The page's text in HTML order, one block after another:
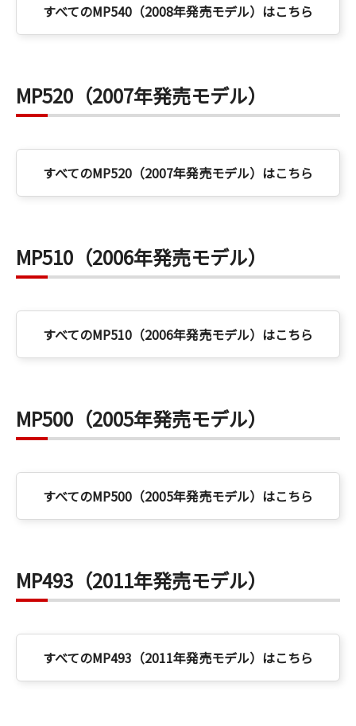
すべてのMP540（2008年発売モデル）はこちら
MP520（2007年発売モデル）
すべてのMP520（2007年発売モデル）はこちら
MP510（2006年発売モデル）
すべてのMP510（2006年発売モデル）はこちら
MP500（2005年発売モデル）
すべてのMP500（2005年発売モデル）はこちら
MP493（2011年発売モデル）
すべてのMP493（2011年発売モデル）はこちら